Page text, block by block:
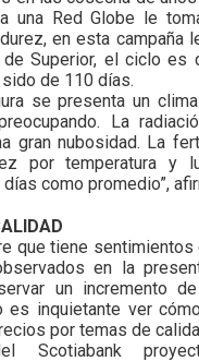
una Red Globe le
en esta campaña
Superior, el ciclo es
de 110 días.
se presenta un
La
gran nubosidad. La
por temperatura y
como promedio”,
que tiene sentimientos
en la
un incremento
es inquietante ver
por temas de
Scotiabank